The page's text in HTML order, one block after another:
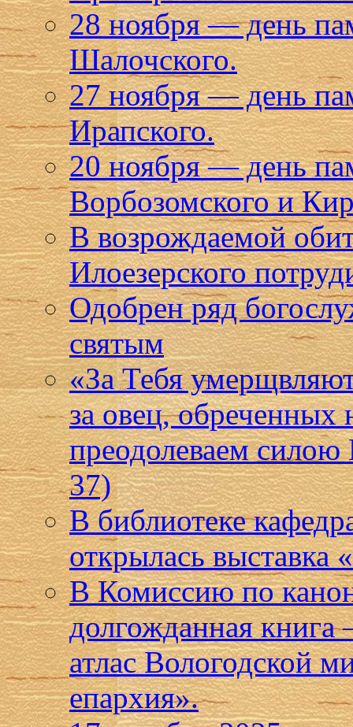
28 ноября — день
Шалочского.
27 ноября — день
Ирапского.
20 ноября — день
Ворбозомского и
В возрождаемой
Илоезерского
Одобрен ряд
святым
«За Тебя
за овец, обреченных
преодолеваем
37)
В библиотеке
открылась
В Комиссию по
долгожданная
атлас Вологодской
епархия».